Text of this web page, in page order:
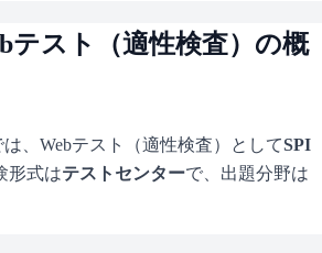
テスト（適性検査）の概
、Webテスト（適性検査）としてSPI
形式はテストセンターで、 出題分野は